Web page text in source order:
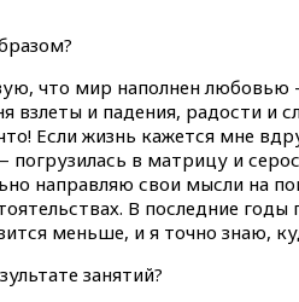
что мир наполнен любовью
и падения, радости и
Если жизнь кажется мне
в матрицу и
направляю свои мысли на
В последние
меньше, и я точно знаю,
занятий?